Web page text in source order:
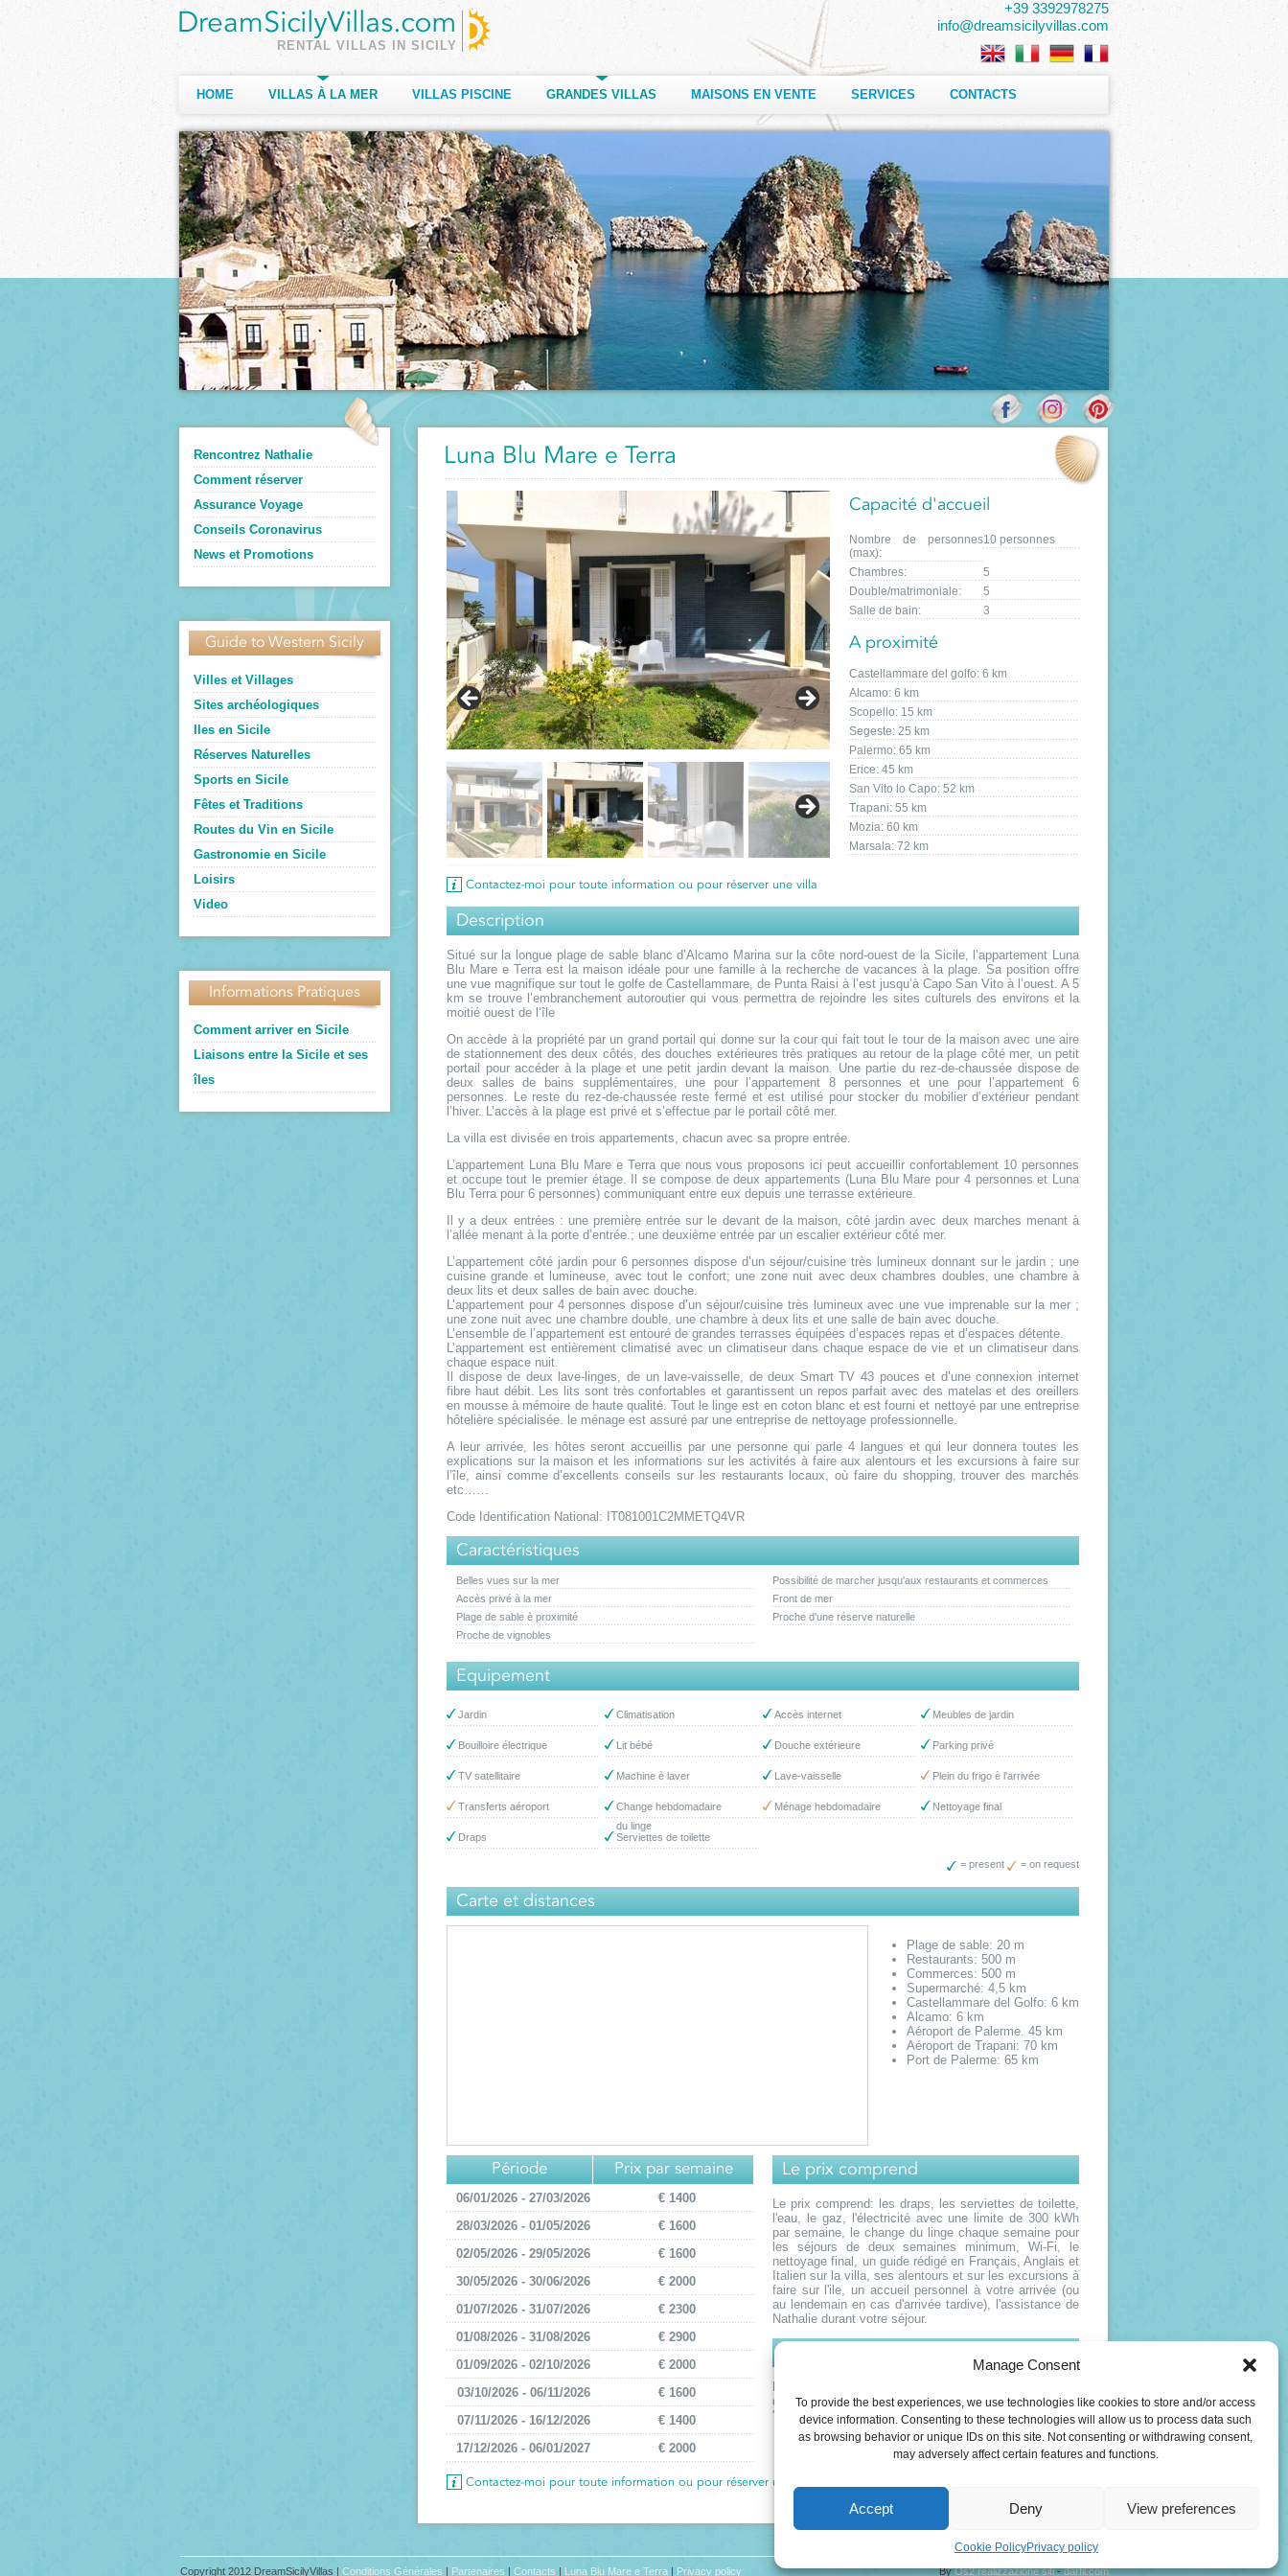
Manage Consent
To provide the best experiences, we use technologies like cookies to store and/or access
device information. Consenting to these technologies will allow us to process data such
as browsing behavior or unique IDs on this site. Not consenting or withdrawing consent,
may adversely affect certain features and functions.
Accept Deny View preferences
Cookie PolicyPrivacy policy
RENTAL VILLAS IN SICILY
+39 3392978275
info@dreamsicilyvillas.com
HOME VILLAS À LA MER VILLAS PISCINE GRANDES VILLAS MAISONS EN VENTE SERVICES CONTACTS
Rencontrez Nathalie
Comment réserver
Assurance Voyage
Conseils Coronavirus
News et Promotions
Guide to Western Sicily
Villes et Villages
Sites archéologiques
Iles en Sicile
Réserves Naturelles
Sports en Sicile
Fêtes et Traditions
Routes du Vin en Sicile
Gastronomie en Sicile
Loisirs
Video
Informations Pratiques
Comment arriver en Sicile
Liaisons entre la Sicile et ses
îles
Luna Blu Mare e Terra
Capacité d'accueil
Nombre de personnes
(max):
10 personnes
Chambres:
5
Double/matrimoniale:
5
Salle de bain:
3
A proximité
Castellammare del golfo: 6 km
Alcamo: 6 km
Scopello: 15 km
Segeste: 25 km
Palermo: 65 km
Erice: 45 km
San Vito lo Capo: 52 km
Trapani: 55 km
Mozia: 60 km
Marsala: 72 km
Contactez-moi pour toute information ou pour réserver une villa
Description
Situé sur la longue plage de sable blanc d’Alcamo Marina sur la côte nord-ouest de la Sicile, l’appartement Luna
Blu Mare e Terra est la maison idéale pour une famille à la recherche de vacances à la plage. Sa position offre
une vue magnifique sur tout le golfe de Castellammare, de Punta Raisi à l’est jusqu’à Capo San Vito à l’ouest. A 5
km se trouve l’embranchement autoroutier qui vous permettra de rejoindre les sites culturels des environs et la
moitié ouest de l’île
On accède à la propriété par un grand portail qui donne sur la cour qui fait tout le tour de la maison avec une aire
de stationnement des deux côtés, des douches extérieures très pratiques au retour de la plage côté mer, un petit
portail pour accéder à la plage et une petit jardin devant la maison. Une partie du rez-de-chaussée dispose de
deux salles de bains supplémentaires, une pour l’appartement 8 personnes et une pour l’appartement 6
personnes. Le reste du rez-de-chaussée reste fermé et est utilisé pour stocker du mobilier d’extérieur pendant
l’hiver. L’accès à la plage est privé et s’effectue par le portail côté mer.
La villa est divisée en trois appartements, chacun avec sa propre entrée.
L’appartement Luna Blu Mare e Terra que nous vous proposons ici peut accueillir confortablement 10 personnes
et occupe tout le premier étage. Il se compose de deux appartements (Luna Blu Mare pour 4 personnes et Luna
Blu Terra pour 6 personnes) communiquant entre eux depuis une terrasse extérieure.
Il y a deux entrées : une première entrée sur le devant de la maison, côté jardin avec deux marches menant à
l’allée menant à la porte d’entrée.; une deuxième entrée par un escalier extérieur côté mer.
L’appartement côté jardin pour 6 personnes dispose d’un séjour/cuisine très lumineux donnant sur le jardin ; une
cuisine grande et lumineuse, avec tout le confort; une zone nuit avec deux chambres doubles, une chambre à
deux lits et deux salles de bain avec douche.
L’appartement pour 4 personnes dispose d’un séjour/cuisine très lumineux avec une vue imprenable sur la mer ;
une zone nuit avec une chambre double, une chambre à deux lits et une salle de bain avec douche.
L’ensemble de l’appartement est entouré de grandes terrasses équipées d’espaces repas et d’espaces détente.
L’appartement est entièrement climatisé avec un climatiseur dans chaque espace de vie et un climatiseur dans
chaque espace nuit.
Il dispose de deux lave-linges, de un lave-vaisselle, de deux Smart TV 43 pouces et d’une connexion internet
fibre haut débit. Les lits sont très confortables et garantissent un repos parfait avec des matelas et des oreillers
en mousse à mémoire de haute qualité. Tout le linge est en coton blanc et est fourni et nettoyé par une entreprise
hôtelière spécialisée. le ménage est assuré par une entreprise de nettoyage professionnelle.
A leur arrivée, les hôtes seront accueillis par une personne qui parle 4 langues et qui leur donnera toutes les
explications sur la maison et les informations sur les activités à faire aux alentours et les excursions à faire sur
l’île, ainsi comme d’excellents conseils sur les restaurants locaux, où faire du shopping, trouver des marchés
etc……
Code Identification National: IT081001C2MMETQ4VR
Caractéristiques
Belles vues sur la mer
Possibilité de marcher jusqu'aux restaurants et commerces
Accès privé à la mer
Front de mer
Plage de sable è proximité
Proche d'une réserve naturelle
Proche de vignobles
Equipement
Jardin Climatisation Accès internet Meubles de jardin
Bouilloire électrique Lit bébé Douche extérieure Parking privé
TV satellitaire Machine è laver Lave-vaisselle Plein du frigo è l'arrivée
Transferts aéroport
Change hebdomadaire
du linge
Ménage hebdomadaire Nettoyage final
Draps Serviettes de toilette
= present = on request
Carte et distances
Plage de sable: 20 m
Restaurants: 500 m
Commerces: 500 m
Supermarché: 4,5 km
Castellammare del Golfo: 6 km
Alcamo: 6 km
Aéroport de Palerme. 45 km
Aéroport de Trapani: 70 km
Port de Palerme: 65 km
Période Prix par semaine
06/01/2026 - 27/03/2026
€ 1400
28/03/2026 - 01/05/2026
€ 1600
02/05/2026 - 29/05/2026
€ 1600
30/05/2026 - 30/06/2026
€ 2000
01/07/2026 - 31/07/2026
€ 2300
01/08/2026 - 31/08/2026
€ 2900
01/09/2026 - 02/10/2026
€ 2000
03/10/2026 - 06/11/2026
€ 1600
07/11/2026 - 16/12/2026
€ 1400
17/12/2026 - 06/01/2027
€ 2000
Le prix comprend
Le prix comprend: les draps, les serviettes de toilette,
l'eau, le gaz, l'électricité avec une limite de 300 kWh
par semaine, le change du linge chaque semaine pour
les séjours de deux semaines minimum, Wi-Fi, le
nettoyage final, un guide rédigé en Français, Anglais et
Italien sur la villa, ses alentours et sur les excursions à
faire sur l'ile, un accueil personnel à votre arrivée (ou
au lendemain en cas d'arrivée tardive), l'assistance de
Nathalie durant votre séjour.
qui n'est pas expressement indiqué dans le pargraphe
"Le prix comprend"
Contactez-moi pour toute information ou pour réserver une villa
Copyright 2012 DreamSicilyVillas | Conditions Générales | Partenaires | Contacts | Luna Blu Mare e Terra| Privacy policy ByOs2 realizzazione siti-darfil.com